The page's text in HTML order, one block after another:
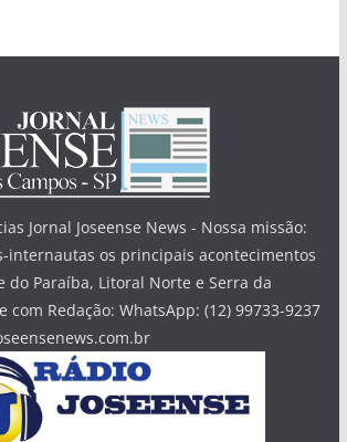
Jornal Joseense News - Nossa missão:
internautas os principais acontecimentos
do Paraíba, Litoral Norte e Serra da
com Redação: WhatsApp: (12) 99733-9237